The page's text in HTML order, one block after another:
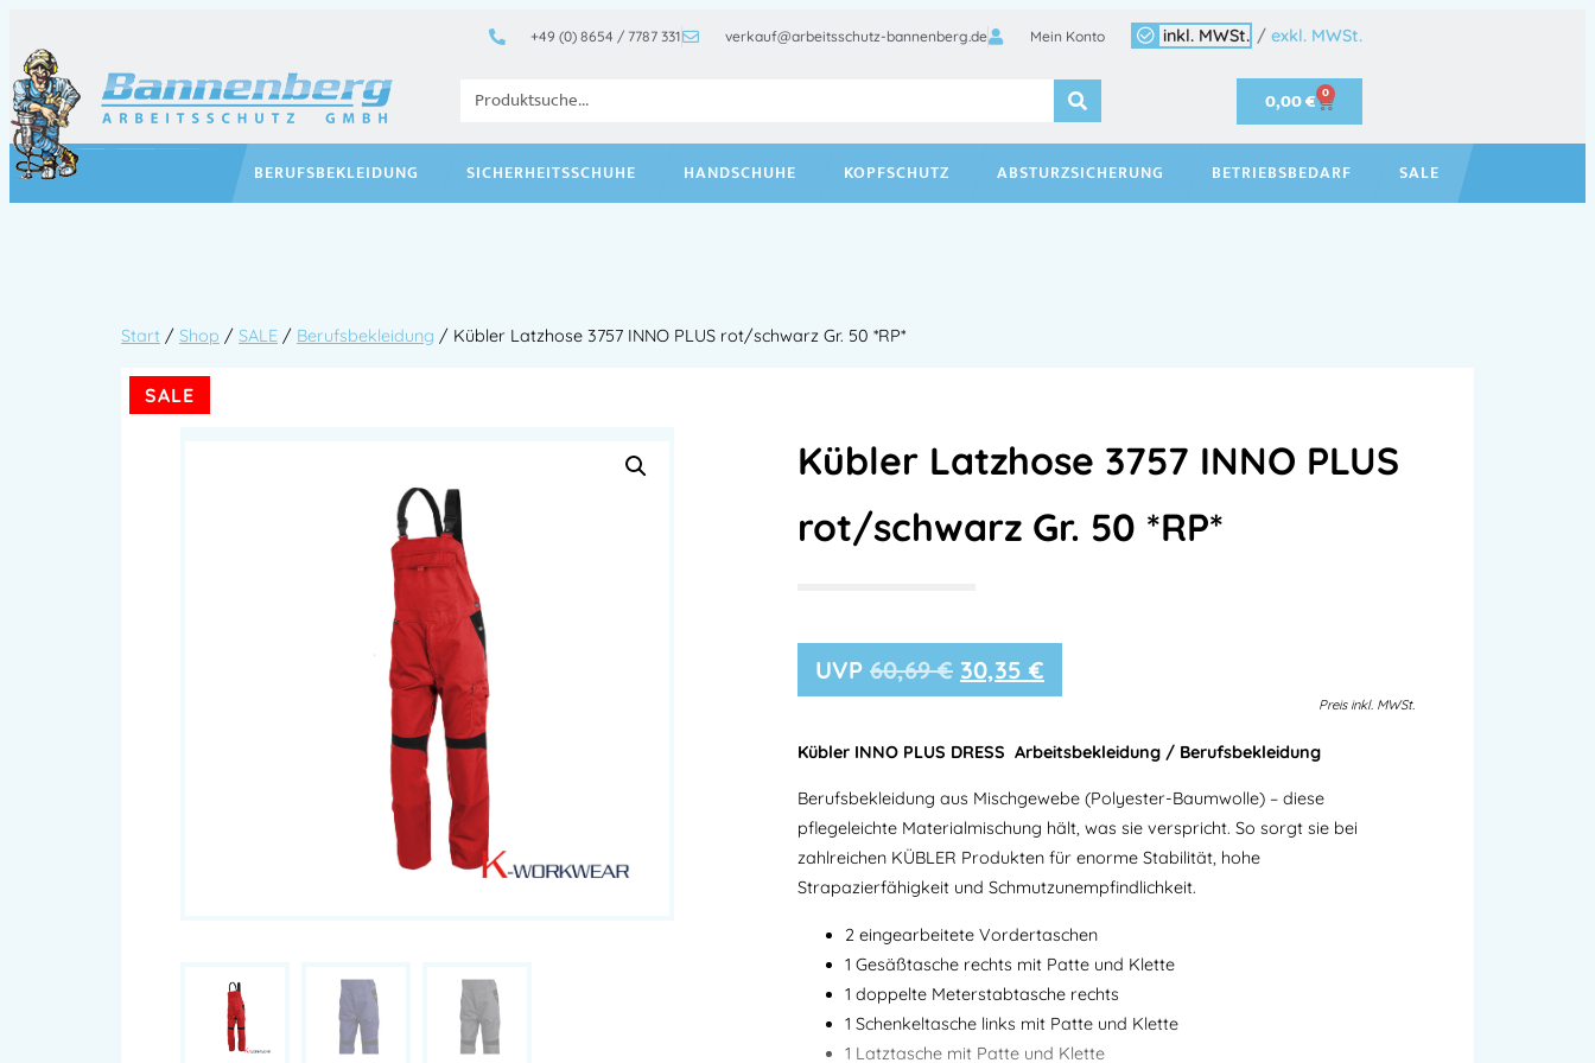
+49 (0) 8654 / 7787 331 verkauf@arbeitsschutz-bannenberg.de Mein Konto inkl. MWSt. / exkl. MWSt.
0,00€ 0
BERUFSBEKLEIDUNG SICHERHEITSSCHUHE HANDSCHUHE KOPFSCHUTZ ABSTURZSICHERUNG BETRIEBSBEDARF SALE
Start / Shop / SALE / Berufsbekleidung / Kübler Latzhose 3757 INNO PLUS rot/schwarz Gr. 50 *RP*
SALE
Kübler Latzhose 3757 INNO PLUS
rot/schwarz Gr. 50 *RP*
60,69€ 30,35 €
Preis inkl. MWSt.
Kübler INNO PLUS DRESS Arbeitsbekleidung / Berufsbekleidung
Berufsbekleidung aus Mischgewebe (Polyester-Baumwolle) – diese
pflegeleichte Materialmischung hält, was sie verspricht. So sorgt sie bei
zahlreichen KÜBLER Produkten für enorme Stabilität, hohe
Strapazierfähigkeit und Schmutzunempfindlichkeit.
2 eingearbeitete Vordertaschen
1 Gesäßtasche rechts mit Patte und Klette
1 doppelte Meterstabtasche rechts
1 Schenkeltasche links mit Patte und Klette
1 Latztasche mit Patte und Klette